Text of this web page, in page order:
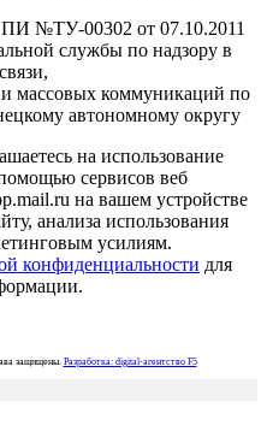
ПИ №ТУ-00302 от 07.10.2011
службы по надзору в
массовых коммуникаций по
автономному округу
на использование
сервисов веб
на вашем устройстве
анализа использования
усилиям.
конфиденциальности для
защищены. Разработка: digital-агентство F5